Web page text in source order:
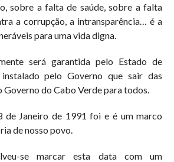
sobre a falta de saúde, sobre a falta
a corrupção, a intransparência… é a
para uma vida digna.
será garantida pelo Estado de
pelo Governo que sair das
Governo do Cabo Verde para todos.
de Janeiro de 1991 foi e é um marco
de nosso povo.
se marcar esta data com um